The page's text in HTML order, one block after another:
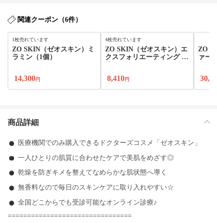
関連クーポン（6件）
1枚売れています
ZO SKIN（ゼオスキン）ミ
ラミン（1個）
14,300円
4枚売れています
ZO SKIN（ゼオスキン）エ
クスフォリエーティング ポ
8,410円
ZO
ァー
商品詳細
医療機関でのみ購入できるドクターズコスメ「ゼオスキン」
一人ひとりの肌質に合わせたケアで美肌をめざす◎
乾燥を防ぎキメを整えてなめらかな肌状態へ導く
無香料なので毎日のスキンケアに取り入れやすい☆
全国どこからでも受診可能なオンライン診療♪
================================